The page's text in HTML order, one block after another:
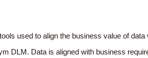
used to align the business value of
DLM. Data is aligned with business